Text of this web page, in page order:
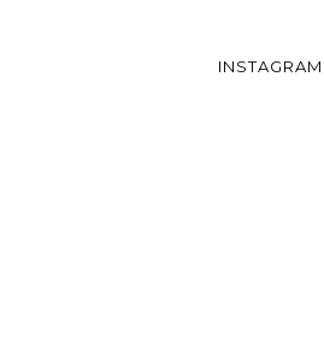
INSTAGRAM